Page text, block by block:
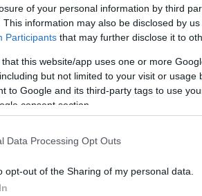
of your personal information by third
This information may also be disclosed by
Participants that may further disclose it to
that this website/app uses one or more
but not limited to your visit or usage
to Google and its third-party tags to use
consent section.
Data Processing Opt Outs
opt-out of the Sharing of my personal data.
tűzték ki célul a Diverzum
Miklós, akiket aCápák
öt Cápa ajánlatot tett, de
megláttam a csapatot,
fektetni.” – emlékezett